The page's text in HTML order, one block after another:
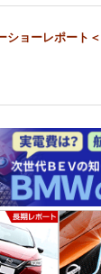
ショーレポート